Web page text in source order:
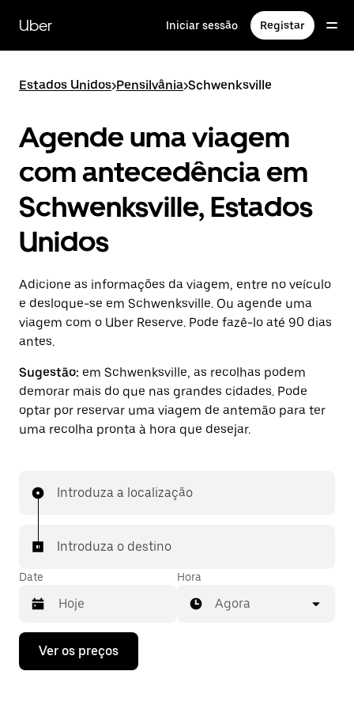
para
conteúdo
Uber Iniciar sessão Registar
Estados Unidos>Pensilvânia>Schwenksville
Agende uma viagem
com antecedência em
Schwenksville, Estados
Unidos
Adicione as informações da viagem, entre no veículo
e desloque-se em Schwenksville. Ou agende uma
viagem com o Uber Reserve. Pode fazê-lo até 90 dias
antes.
Sugestão: em Schwenksville, as recolhas podem
demorar mais do que nas grandes cidades. Pode
optar por reservar uma viagem de antemão para ter
uma recolha pronta à hora que desejar.
Introduza a localização
Introduza o destino
Date
Prima
tecla
Hora
Agora
Ver os preços